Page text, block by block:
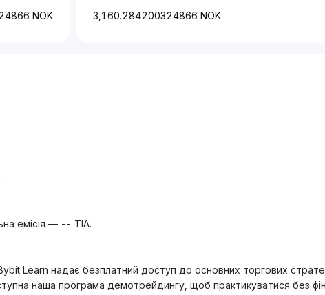
NOK 3,160.284200324866 NOK
емісія — -- TIA.
Learn надає безплатний доступ до основних торгових
наша програма демотрейдингу, щоб практикуватися без